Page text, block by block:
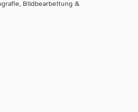
Bildbearbeitung &